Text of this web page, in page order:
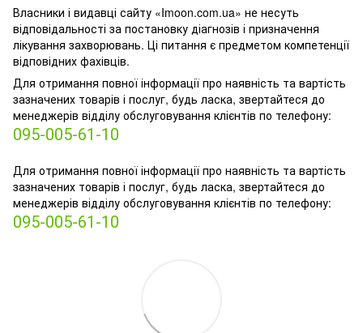
Власники і видавці сайту «Imoon.com.ua» не несуть
відповідальності за постановку діагнозів і призначення
лікування захворювань. Ці питання є предметом компетенції
відповідних фахівців.
Для отримання повної інформації про наявність та вартість
зазначених товарів і послуг, будь ласка, звертайтеся до
менеджерів відділу обслуговування клієнтів по телефону:
095-005-61-10
Для отримання повної інформації про наявність та вартість
зазначених товарів і послуг, будь ласка, звертайтеся до
менеджерів відділу обслуговування клієнтів по телефону:
095-005-61-10